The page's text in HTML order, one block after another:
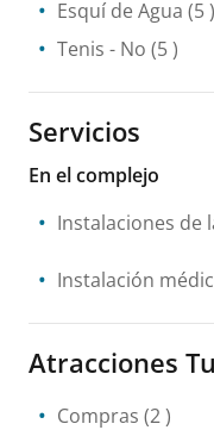
Esquí de Agua (5 )
Tenis - No (5 )
Servicios
En el complejo
Instalaciones de
Instalación
Atracciones
Compras (2 )